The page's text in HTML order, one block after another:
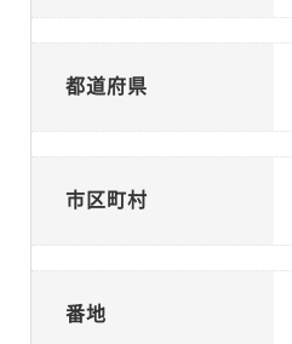
都道府県
市区町村
番地